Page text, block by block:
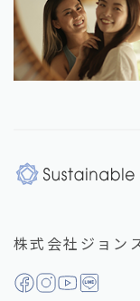
株式会社ジョン